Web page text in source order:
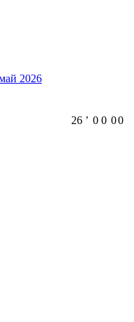
2026
26 ʼ 0 0 00